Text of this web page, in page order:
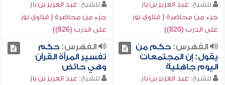
للشيخ: عبد العزيز بن باز
جزء من محاضرة ( فتاوى نور
على الدرب (820))
للشيخ: عبد العزيز بن باز
جزء من محاضرة ( فتاوى نور
على الدرب (826))
الفهرس:حكم من
يقول: إن المجتمعات
اليوم جاهلية
للشيخ: عبد العزيز بن باز
الفهرس:حكم
تفسير المرأة القرآن
وهي حائض
للشيخ: عبد العزيز بن باز